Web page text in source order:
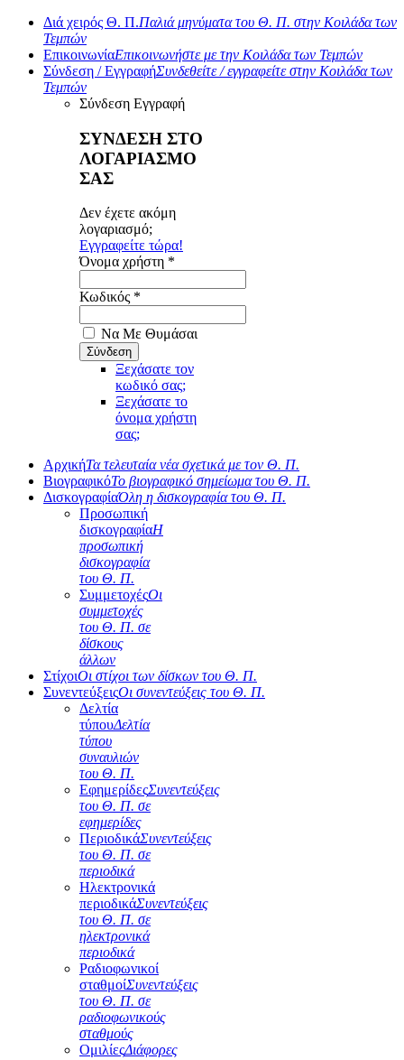
Διά χειρός Θ. Π.Παλιά μηνύματα του Θ. Π. στην Κοιλάδα των
Τεμπών
ΕπικοινωνίαΕπικοινωνήστε με την Κοιλάδα των Τεμπών
Σύνδεση / ΕγγραφήΣυνδεθείτε / εγγραφείτε στην Κοιλάδα των
Τεμπών
Σύνδεση Εγγραφή
ΣΥΝΔΕΣΗ ΣΤΟ
ΛΟΓΑΡΙΑΣΜΟ
ΣΑΣ
Δεν έχετε ακόμη
λογαριασμό;
Εγγραφείτε τώρα!
Όνομα χρήστη *
Κωδικός *
Να Με Θυμάσαι
Ξεχάσατε τον
κωδικό σας;
Ξεχάσατε το
όνομα χρήστη
σας;
ΑρχικήΤα τελευταία νέα σχετικά με τον Θ. Π.
ΒιογραφικόΤο βιογραφικό σημείωμα του Θ. Π.
ΔισκογραφίαΌλη η δισκογραφία του Θ. Π.
Προσωπική
δισκογραφίαΗ
προσωπική
δισκογραφία
του Θ. Π.
ΣυμμετοχέςΟι
συμμετοχές
του Θ. Π. σε
δίσκους
άλλων
ΣτίχοιΟι στίχοι των δίσκων του Θ. Π.
ΣυνεντεύξειςΟι συνεντεύξεις του Θ. Π.
Δελτία
τύπουΔελτία
τύπου
συναυλιών
του Θ. Π.
ΕφημερίδεςΣυνεντεύξεις
του Θ. Π. σε
εφημερίδες
ΠεριοδικάΣυνεντεύξεις
του Θ. Π. σε
περιοδικά
Ηλεκτρονικά
περιοδικάΣυνεντεύξεις
του Θ. Π. σε
ηλεκτρονικά
περιοδικά
Ραδιοφωνικοί
σταθμοίΣυνεντεύξεις
του Θ. Π. σε
ραδιοφωνικούς
σταθμούς
ΟμιλίεςΔιάφορες